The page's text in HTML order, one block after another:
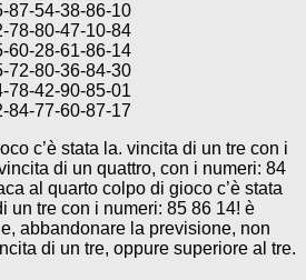
87-54-38-86-10
78-80-47-10-84
60-28-61-86-14
72-80-36-84-30
78-42-90-85-01
84-77-60-87-17
c’è stata la. vincita di un tre con i
di un quattro, con i numeri: 84
al quarto colpo di gioco c’è stata
un tre con i numeri: 85 86 14! è
abbandonare la previsione, non
di un tre, oppure superiore al tre.